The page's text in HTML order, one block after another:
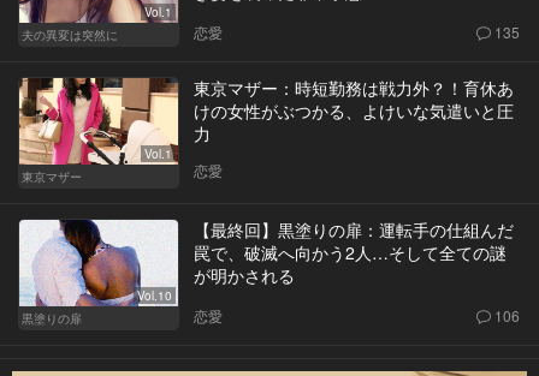
Vol.1
夫の異変は突然に
恋愛 135
Vol.1
東京マザー
東京マザー：時短勤務は戦力外？！育休あ
けの女性がぶつかる、よけいな気遣いと圧
力
恋愛
Vol.10
黒塗りの扉
【最終回】黒塗りの扉：運転手の仕組んだ
罠で、破滅へ向かう2人…そして全ての謎
が明かされる
恋愛 106